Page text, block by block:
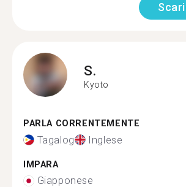
S.
Kyoto
PARLA CORRENTEMENTE
Tagalog Inglese
IMPARA
Giapponese